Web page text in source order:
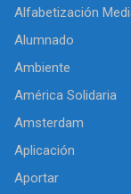
Alfabetización
Alumnado
Ambiente
América Solidaria
Amsterdam
Aplicación
Aportar